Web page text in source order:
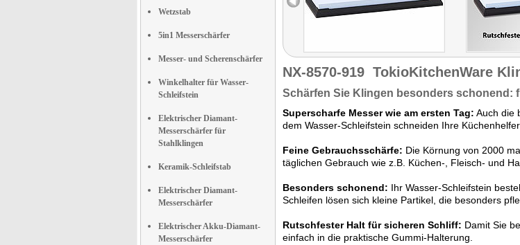
Wetzstab
5in1 Messerschärfer
Messer- und Scherenschärfer
Winkelhalter für Wasser-
Schleifstein
Elektrischer Diamant-
Messerschärfer für
Stahlklingen
Keramik-Schleifstab
Elektrischer Diamant-
Messerschärfer
Elektrischer Akku-Diamant-
Messerschärfer
NX-8570-919 TokioKitchenWare
Schärfen Sie Klingen besonders schonend:
Superscharfe Messer wie am ersten Tag: Auch die
dem Wasser-Schleifstein schneiden Ihre
Feine Gebrauchsschärfe: Die Körnung von 2000
täglichen Gebrauch wie z.B. Küchen-, Fleisch- und
Besonders schonend: Ihr Wasser-Schleifstein
Schleifen lösen sich kleine Partikel, die besonders
Rutschfester Halt für sicheren Schliff: Damit Sie
einfach in die praktische Gummi-Halterung.